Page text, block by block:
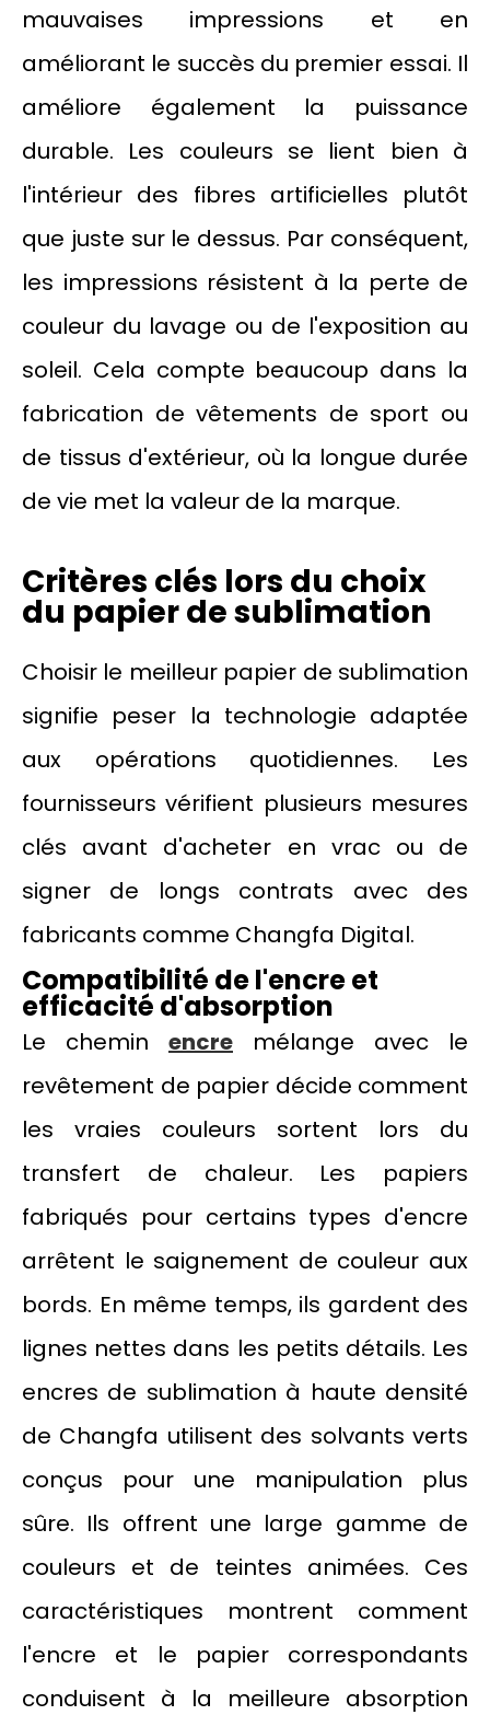
mauvaises impressions et en
améliorant le succès du premier essai. Il
améliore également la puissance
durable. Les couleurs se lient bien à
l'intérieur des fibres artificielles plutôt
que juste sur le dessus. Par conséquent,
les impressions résistent à la perte de
couleur du lavage ou de l'exposition au
soleil. Cela compte beaucoup dans la
fabrication de vêtements de sport ou
de tissus d'extérieur, où la longue durée
de vie met la valeur de la marque.
Critères clés lors du choix
du papier de sublimation
Choisir le meilleur papier de sublimation
signifie peser la technologie adaptée
aux opérations quotidiennes. Les
fournisseurs vérifient plusieurs mesures
clés avant d'acheter en vrac ou de
signer de longs contrats avec des
fabricants comme Changfa Digital.
Compatibilité de l'encre et
efficacité d'absorption
Le chemin encre mélange avec le
revêtement de papier décide comment
les vraies couleurs sortent lors du
transfert de chaleur. Les papiers
fabriqués pour certains types d'encre
arrêtent le saignement de couleur aux
bords. En même temps, ils gardent des
lignes nettes dans les petits détails. Les
encres de sublimation à haute densité
de Changfa utilisent des solvants verts
conçus pour une manipulation plus
sûre. Ils offrent une large gamme de
couleurs et de teintes animées. Ces
caractéristiques montrent comment
l'encre et le papier correspondants
conduisent à la meilleure absorption